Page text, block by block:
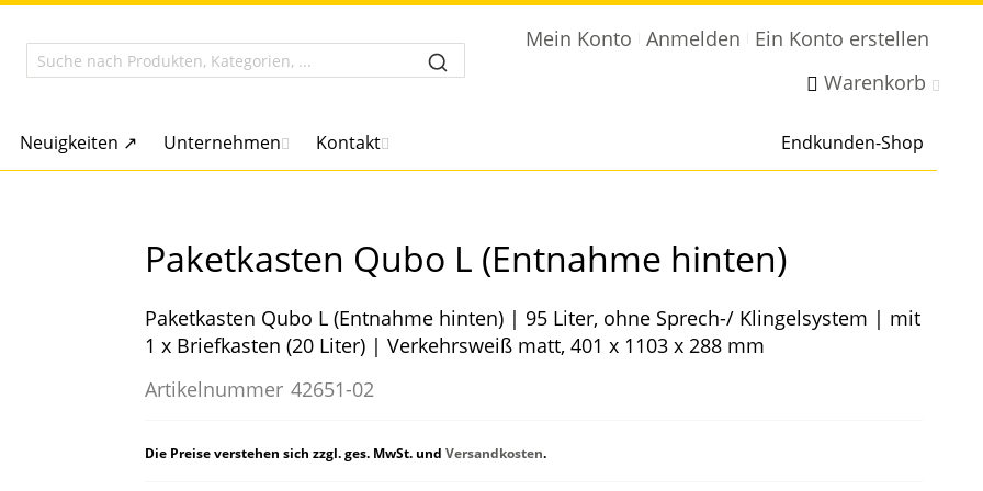
Mein Konto Anmelden
Ein Konto erstellen
Warenkorb
Neuigkeiten ↗ Unternehmen Kontakt Endkunden-Shop
Paketkasten Qubo L (Entnahme hinten)
Paketkasten Qubo L (Entnahme hinten) | 95 Liter, ohne Sprech-/ Klingelsystem | mit
1 x Briefkasten (20 Liter) | Verkehrsweiß matt, 401 x 1103 x 288 mm
Artikelnummer 42651-02
Die Preise verstehen sich zzgl. ges. MwSt. und Versandkosten.